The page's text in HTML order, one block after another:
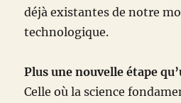
déjà existantes de notre
technologique.
Plus une nouvelle étape
Celle où la science